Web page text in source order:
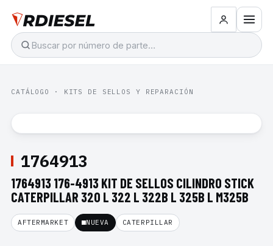
CATÁLOGO · KITS DE SELLOS Y REPARACIÓN
1764913
1764913 176-4913 KIT DE SELLOS CILINDRO STICK
CATERPILLAR 320 L 322 L 322B L 325B L M325B
AFTERMARKET NUEVA CATERPILLAR